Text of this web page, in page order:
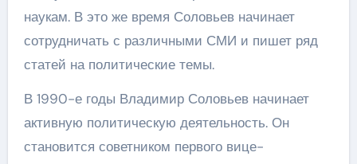
наукам. В это же время Соловьев начинает
сотрудничать с различными СМИ и пишет ряд
статей на политические темы.
В 1990-е годы Владимир Соловьев начинает
активную политическую деятельность. Он
становится советником первого вице-